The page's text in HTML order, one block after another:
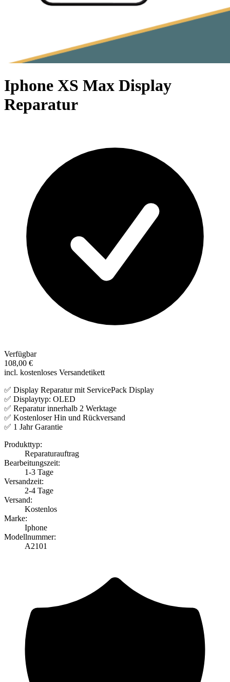
Iphone XS Max Display
Reparatur
Verfügbar
108,00 €
incl. kostenloses Versandetikett
✅ Display Reparatur mit ServicePack Display
✅ Displaytyp: OLED
✅ Reparatur innerhalb 2 Werktage
✅ Kostenloser Hin und Rückversand
✅ 1 Jahr Garantie
Produkttyp:
Reparaturauftrag
Bearbeitungszeit:
1-3 Tage
Versandzeit:
2-4 Tage
Versand:
Kostenlos
Marke:
Iphone
Modellnummer:
A2101